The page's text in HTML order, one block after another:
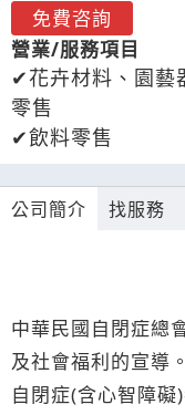
免費咨詢
營業/服務項目
花卉材料、園藝
零售
飲料零售
公司簡介 找服務
中華民國自閉症總
及社會福利的宣導
自閉症(含心智障